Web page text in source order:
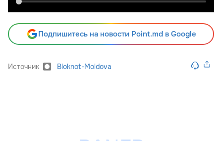
Подпишитесь на новости Point.md в Google
Источник Bloknot-Moldova